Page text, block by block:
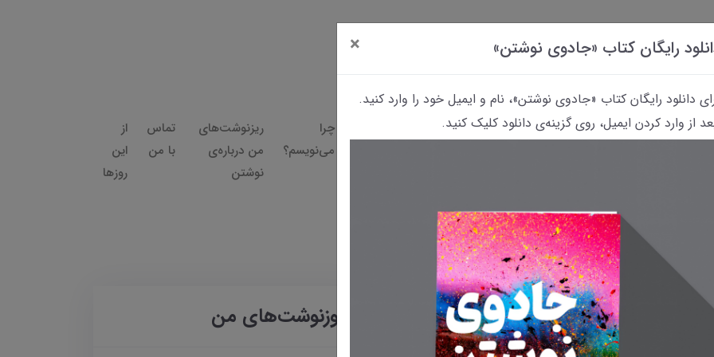
رایگان کتاب «جادوی نوشتن» ×
دانلود رایگان کتاب «جادوی نوشتن»، نام و ایمیل خود را وارد کنید.
از وارد کردن ایمیل، روی گزینه‌ی دانلود کلیک کنید.
داستانک‌
کتاب
پرسش
معرفی
معرفی فیلم‌های
چرا
می‌نویسم؟
ریزنوشت‌های
من درباره‌ی
نوشتن
تماس
با من
از
این
روزها
روزنوشت‌های من